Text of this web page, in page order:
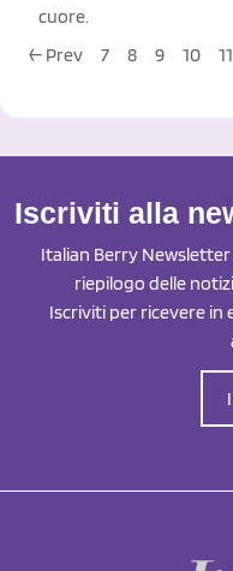
cuore.
← Prev
7 8 9 10 11
Iscriviti alla
Italian Berry
riepilogo delle
Iscriviti per ricevere in